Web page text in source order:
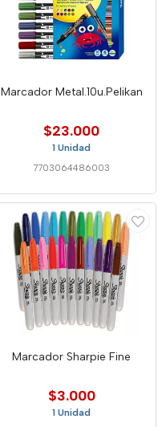
Marcador Metal.10u.Pelikan
$23.000
1 Unidad
7703064486003
Marcador Sharpie Fine
$3.000
1 Unidad